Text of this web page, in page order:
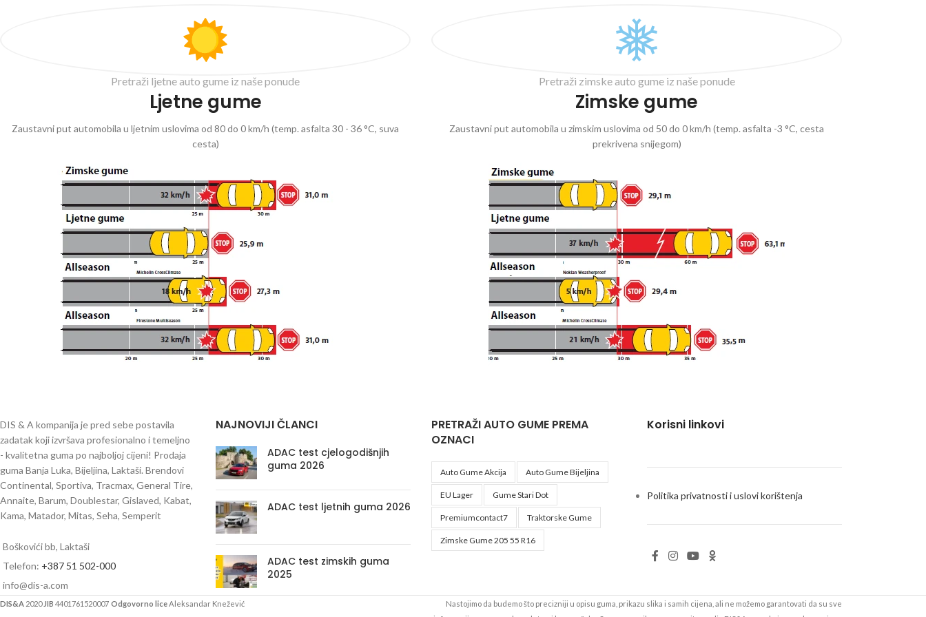
Pretraži ljetne auto gume iz naše ponude
Ljetne gume
Zaustavni put automobila u ljetnim uslovima od 80 do 0 km/h (temp. asfalta 30 - 36 °C, suva
cesta)
Pretraži zimske auto gume iz naše ponude
Zimske gume
Zaustavni put automobila u zimskim uslovima od 50 do 0 km/h (temp. asfalta -3 °C, cesta
prekrivena snijegom)
DIS & A kompanija je pred sebe postavila
zadatak koji izvršava profesionalno i temeljno
- kvalitetna guma po najboljoj cijeni! Prodaja
guma Banja Luka, Bijeljina, Laktaši. Brendovi
Continental, Sportiva, Tracmax, General Tire,
Annaite, Barum, Doublestar, Gislaved, Kabat,
Kama, Matador, Mitas, Seha, Semperit
Boškovići bb, Laktaši
Telefon: +387 51 502-000
info@dis-a.com
NAJNOVIJI ČLANCI
ADAC test cjelogodišnjih
guma 2026
ADAC test ljetnih guma 2026
ADAC test zimskih guma
2025
PRETRAŽI AUTO GUME PREMA
OZNACI
Auto Gume Akcija Auto Gume Bijeljina
EU Lager Gume Stari Dot
Premiumcontact7 Traktorske Gume
Zimske Gume 205 55 R16
Korisni linkovi
Politika privatnosti i uslovi korištenja
DIS&A 2020 JIB 4401761520007 Odgovorno liceAleksandar Knežević
Nastojimo da budemo što precizniji u opisu guma, prikazu slika i samih cijena, ali ne možemo garantovati da su sve